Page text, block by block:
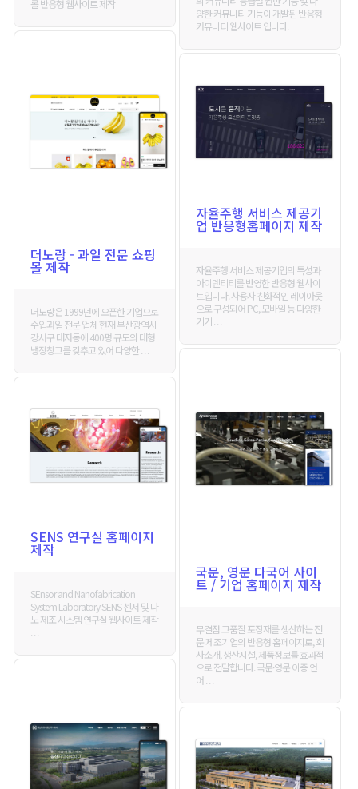
양한 커뮤니티 기능이 개발된 반응형
커뮤니티 웹사이트 입니다.
롤 반응형 웹사이트 제작
더노랑 - 과일 전문 쇼핑
몰 제작
더노랑은 1999년에 오픈한 기업으로
수입과일 전문 업체 현재 부산광역시
강서구 대저동에 400평 규모의 대형
냉장창고를 갖추고 있어 다양한 . . .
자율주행 서비스 제공기
업 반응형홈페이지 제작
자율주행 서비스 제공기업의 특성과
아이덴티티를 반영한 반응형 웹사이
트입니다. 사용자 친화적인 레이아웃
으로 구성되어 PC, 모바일 등 다양한
기기 . . .
국문, 영문 다국어 사이
트 / 기업 홈페이지 제작
무결점 고품질 포장재를 생산하는 전
문 제조기업의 반응형 홈페이지로, 회
사소개, 생산시설, 제품정보를 효과적
으로 전달합니다. 국문·영문 이중 언
어 . . .
SENS 연구실 홈페이지
제작
SEnsor and Nanofabrication
System Laboratory SENS 센서 및 나
노 제조 시스템 연구실 웹사이트 제작
. . .